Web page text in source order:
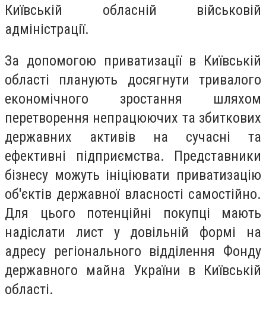
Київській обласній військовій
адміністрації.
За допомогою приватизації в Київській
області планують досягнути тривалого
економічного зростання шляхом
перетворення непрацюючих та збиткових
державних активів на сучасні та
ефективні підприємства. Представники
бізнесу можуть ініціювати приватизацію
об'єктів державної власності самостійно.
Для цього потенційні покупці мають
надіслати лист у довільній формі на
адресу регіонального відділення Фонду
державного майна України в Київській
області.